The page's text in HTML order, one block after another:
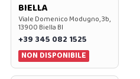
BIELLA
Viale Domenico Modugno, 3b,
13900 Biella BI
+39 345 082 1525
NON DISPONIBILE